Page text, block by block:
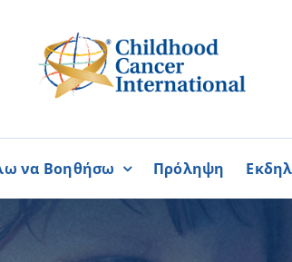
να Βοηθήσω
ΓΙΝΟΜΑΙ
Πρόληψη